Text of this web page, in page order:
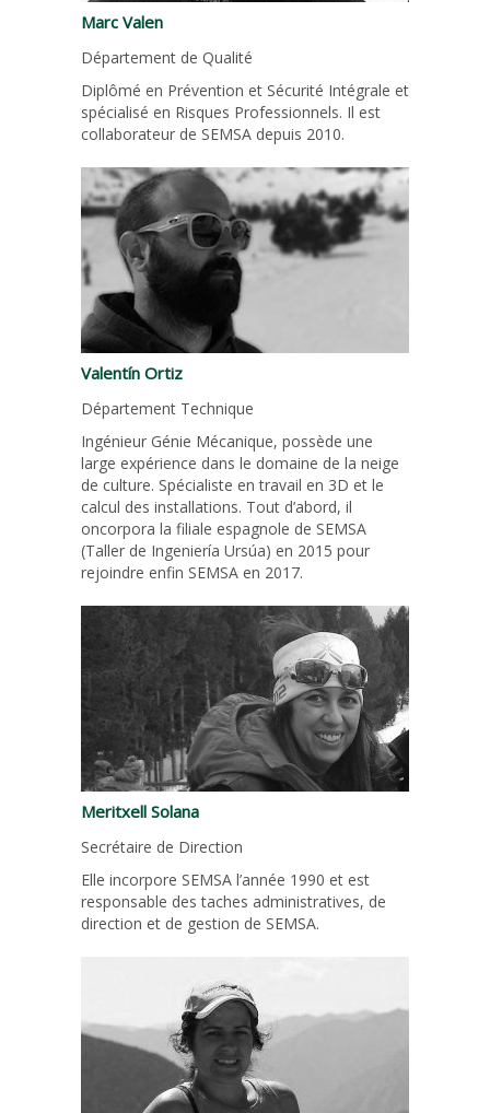
Marc Valen
Département de Qualité
Diplômé en Prévention et Sécurité Intégrale et
spécialisé en Risques Professionnels. Il est
collaborateur de SEMSA depuis 2010.
Valentín Ortiz
Département Technique
Ingénieur Génie Mécanique, possède une
large expérience dans le domaine de la neige
de culture. Spécialiste en travail en 3D et le
calcul des installations. Tout d’abord, il
oncorpora la filiale espagnole de SEMSA
(Taller de Ingeniería Ursúa) en 2015 pour
rejoindre enfin SEMSA en 2017.
Meritxell Solana
Secrétaire de Direction
Elle incorpore SEMSA l’année 1990 et est
responsable des taches administratives, de
direction et de gestion de SEMSA.